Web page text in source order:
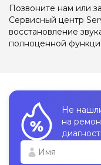
Позвоните нам или
Сервисный центр
восстановление
полноценной
Не
на